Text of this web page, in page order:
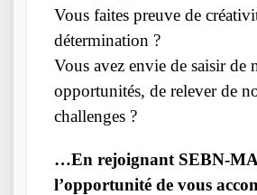
Vous faites preuve de
détermination ?
Vous avez envie de saisir de
opportunités, de relever de
challenges ?
…En rejoignant SEBN-
l’opportunité de vous